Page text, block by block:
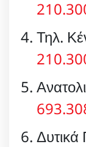
Τηλ.
Δυτικά